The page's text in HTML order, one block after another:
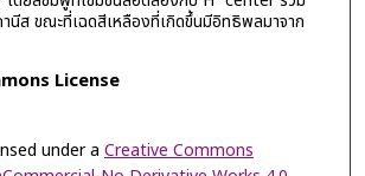
ส ขณะที่เฉดสีเหลืองที่เกิดขึ้นมีอิทธิพลมาจาก
License
under a Creative Commons